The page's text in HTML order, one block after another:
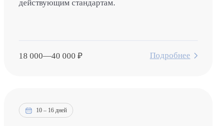
действующим стандартам.
18 000—40 000 ₽ Подробнее
10 – 16 дней